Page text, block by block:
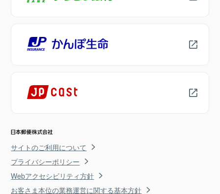
サイトのご利用について
プライバシーポリシー
Webアクセシビリティ方針
お客さま本位の業務運営に関する基本方針